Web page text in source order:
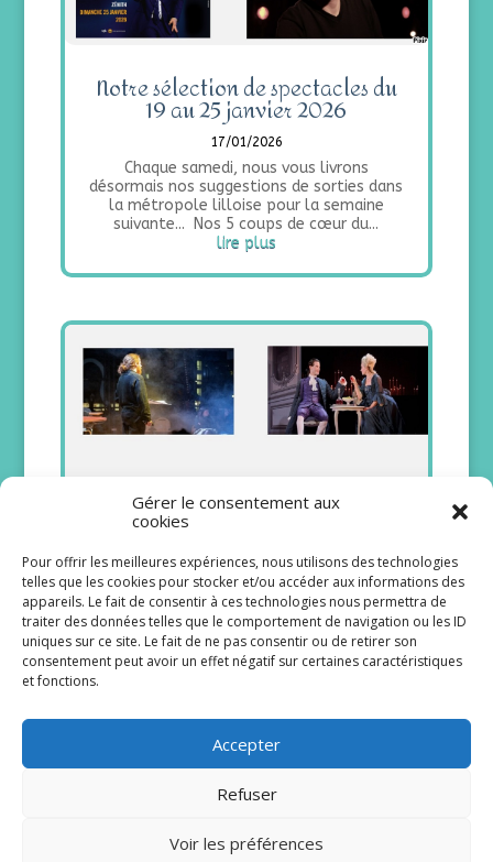
Gérer le consentement aux
cookies
Pour offrir les meilleures expériences, nous utilisons des technologies
telles que les cookies pour stocker et/ou accéder aux informations des
appareils. Le fait de consentir à ces technologies nous permettra de
traiter des données telles que le comportement de navigation ou les ID
uniques sur ce site. Le fait de ne pas consentir ou de retirer son
consentement peut avoir un effet négatif sur certaines caractéristiques
et fonctions.
Accepter
Refuser
Voir les préférences
Notre sélection de spectacles du
19 au 25 janvier 2026
17/01/2026
Chaque samedi, nous vous livrons
désormais nos suggestions de sorties dans
la métropole lilloise pour la semaine
suivante... Nos 5 coups de cœur du...
lire plus
Notre sélection de spectacles du
12 au 18 janvier
désormais nos suggestions de sorties dans
la métropole lilloise pour la semaine
suivante... Nos 5 coups de cœur du...
lire plus